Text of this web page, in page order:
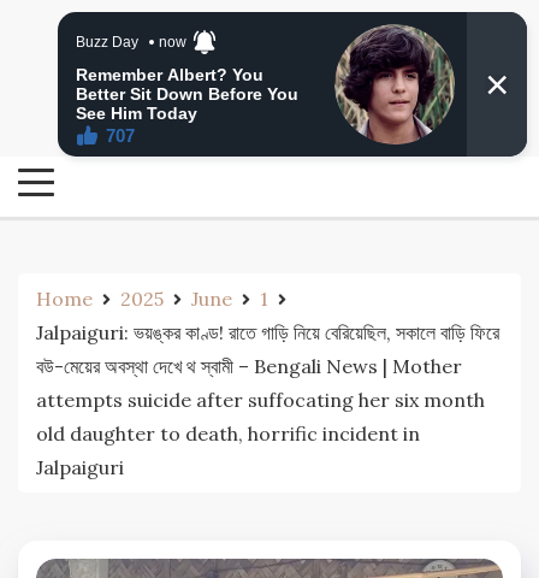
24 Ghanta Bangla News
24 Ghanta Bengali News
Home 2025 June
1
Jalpaiguri: ভয়ঙ্কর কাণ্ড! রাতে গাড়ি নিয়ে বেরিয়েছিল, সকালে বাড়ি ফিরে
বউ-মেয়ের অবস্থা দেখে থ স্বামী – Bengali News | Mother
attempts suicide after suffocating her six month
old daughter to death, horrific incident in
Jalpaiguri